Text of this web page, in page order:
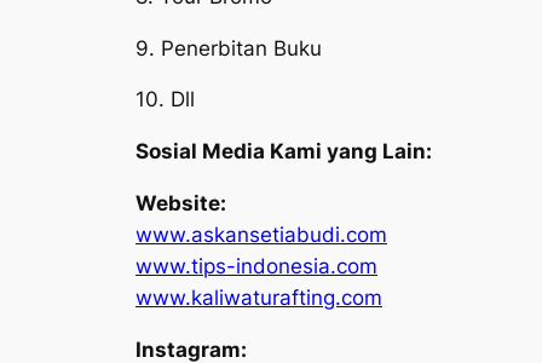
9. Penerbitan Buku
10. Dll
Sosial Media Kami yang Lain:
Website:
www.askansetiabudi.com
www.tips-indonesia.com
www.kaliwaturafting.com
Instagram: